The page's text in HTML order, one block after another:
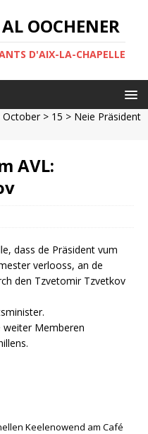
OOCHENER
D'AIX-LA-CHAPELLE
October> 15 > Neie Präsident
AVL:
dass de Präsident vum
verlooss, an de
den Tzvetomir Tzvetkov
weiter Memberen
Keelenowend am Café